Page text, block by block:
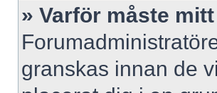
» Varför måste
granskas innan de